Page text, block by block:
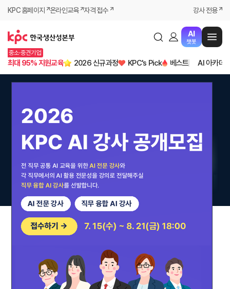
KPC 홈페이지 온라인교육 자격 접수 강사 전용
AI
챗봇
중소·중견기업
최대 95% 지원교육 2026 신규과정 KPC's Pick 베스트 AI 아카데
제휴숙소 담당자 연락처 오시는 길